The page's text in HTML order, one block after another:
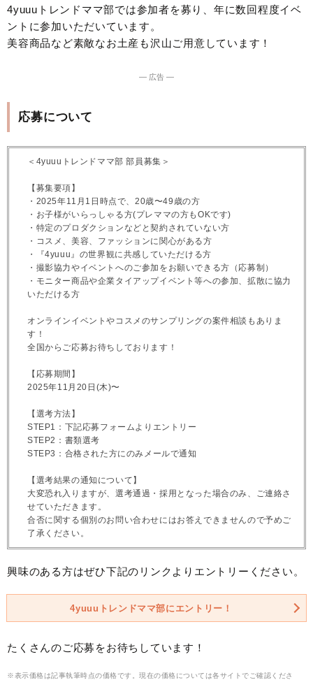
4yuuuトレンドママ部では参加者を募り、年に数回程度イベ
ントに参加いただいています。
美容商品など素敵なお土産も沢山ご用意しています！
― 広告 ―
応募について
＜4yuuuトレンドママ部 部員募集＞
【募集要項】
・2025年11月1日時点で、20歳〜49歳の方
・お子様がいらっしゃる方(プレママの方もOKです)
・特定のプロダクションなどと契約されていない方
・コスメ、美容、ファッションに関心がある方
・『4yuuu』の世界観に共感していただける方
・撮影協力やイベントへのご参加をお願いできる方（応募制）
・モニター商品や企業タイアップイベント等への参加、拡散に協力
いただける方
オンラインイベントやコスメのサンプリングの案件相談もありま
す！
全国からご応募お待ちしております！
【応募期間】
2025年11月20日(木)〜
【選考方法】
STEP1：下記応募フォームよりエントリー
STEP2：書類選考
STEP3：合格された方にのみメールで通知
【選考結果の通知について】
大変恐れ入りますが、選考通過・採用となった場合のみ、ご連絡さ
せていただきます。
合否に関する個別のお問い合わせにはお答えできませんので予めご
了承ください。
興味のある方はぜひ下記のリンクよりエントリーください。
4yuuuトレンドママ部にエントリー！
たくさんのご応募をお待ちしています！
※表示価格は記事執筆時点の価格です。現在の価格については各サイトでご確認くださ